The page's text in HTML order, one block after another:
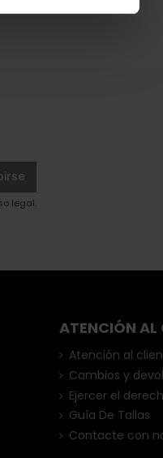
legal.
ATENCIÓN AL
Atención al
Cambios y
Ejercer el
Guía De Tallas
Contacte con